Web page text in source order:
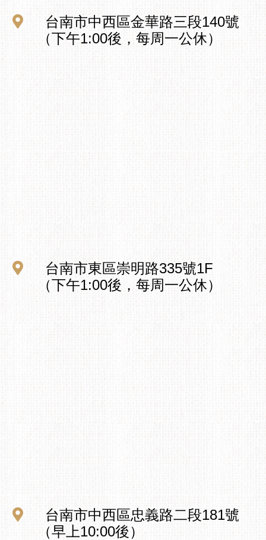
台南市中西區金華路三段140號
（下午1:00後，每周一公休）
台南市東區崇明路335號1F
（下午1:00後，每周一公休）
台南市中西區忠義路二段181號
（早上10:00後）